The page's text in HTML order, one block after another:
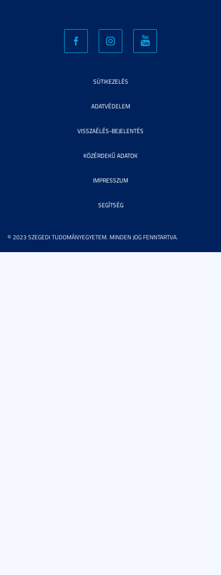
© 2023 SZEGEDI TUDOMÁNYEGYETEM. MINDEN JOG FENNTARTVA.
SÜTIKEZELÉS
ADATVÉDELEM
VISSZAÉLÉS-BEJELENTÉS
KÖZÉRDEKŰ ADATOK
IMPRESSZUM
SEGÍTSÉG